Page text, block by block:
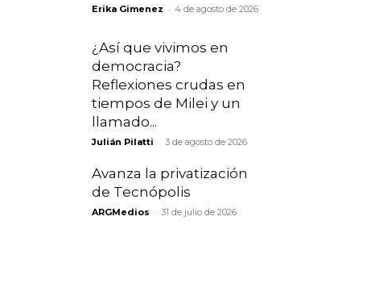
Erika Gimenez - 4 de agosto de 2026
¿Así que vivimos en
democracia?
Reflexiones crudas en
tiempos de Milei y un
llamado...
Julián Pilatti - 3 de agosto de 2026
Avanza la privatización
de Tecnópolis
ARGMedios - 31 de julio de 2026